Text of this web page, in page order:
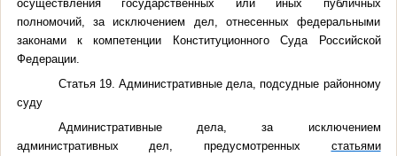
осуществления государственных или иных публичных
полномочий, за исключением дел, отнесенных федеральными
законами к компетенции Конституционного Суда Российской
Федерации.
Статья 19. Административные дела, подсудные районному
суду
Административные дела, за исключением
административных дел, предусмотренных статьями